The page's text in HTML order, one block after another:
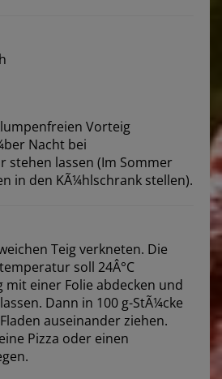
Vorteig
Nacht bei
stehen lassen (Im Sommer
in den KÃ¼hlschrank stellen).
Teig verkneten. Die
soll 24Â°C
mit einer Folie abdecken und
Dann in 100 g-StÃ¼cke
auseinander ziehen.
Pizza oder einen